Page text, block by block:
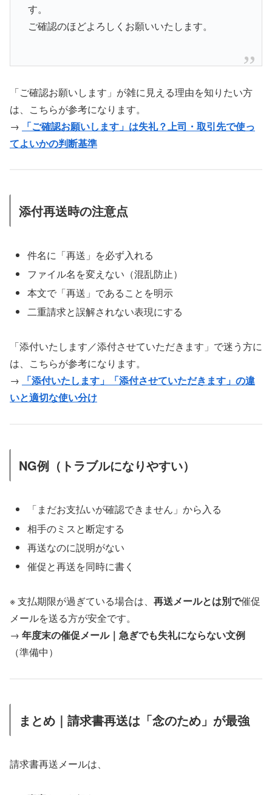
す。
ご確認のほどよろしくお願いいたします。
「ご確認お願いします」が雑に見える理由を知りたい方
は、こちらが参考になります。
→
「ご確認お願いします」は失礼？上司・取引先で使っ
てよいかの判断基準
添付再送時の注意点
件名に「再送」を必ず入れる
ファイル名を変えない（混乱防止）
本文で「再送」であることを明示
二重請求と誤解されない表現にする
「添付いたします／添付させていただきます」で迷う方に
は、こちらが参考になります。
→
「添付いたします」「添付させていただきます」の違
いと適切な使い分け
NG例（トラブルになりやすい）
「まだお支払いが確認できません」から入る
相手のミスと断定する
再送なのに説明がない
催促と再送を同時に書く
※ 支払期限が過ぎている場合は、 再送メールとは別で催促
メールを送る方が安全です。
→ 年度末の催促メール｜急ぎでも失礼にならない文例
（準備中）
まとめ｜請求書再送は「念のため」が最強
請求書再送メールは、